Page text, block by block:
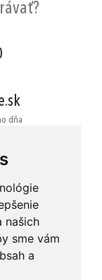
našich
sme vám
a
dňa
nás